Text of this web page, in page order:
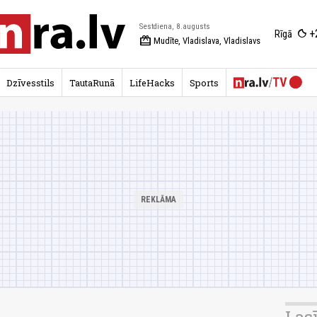
Sestdiena, 8.augusts
redeem Mudīte, Vladislava, Vladislavs
Rīgā
Dzīvesstils TautaRunā LifeHacks Sports